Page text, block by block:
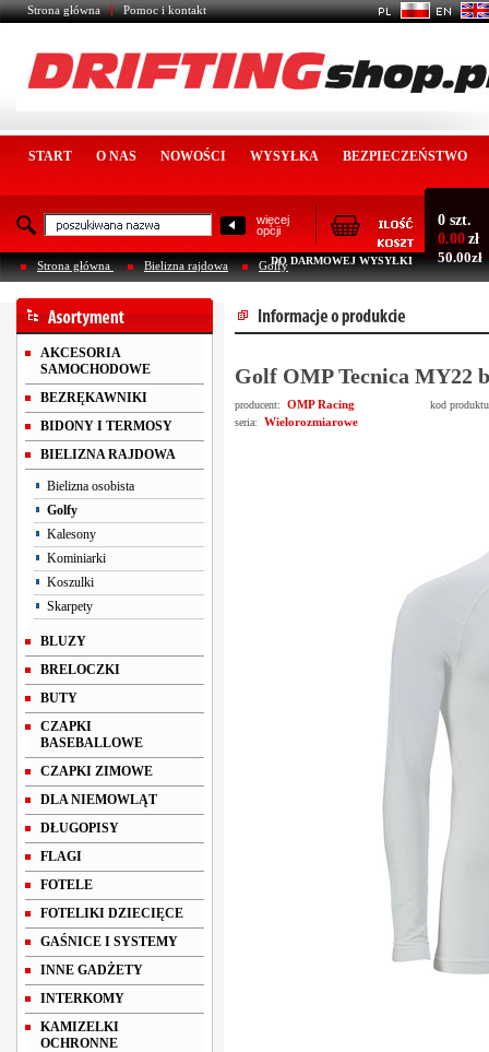
Strona główna Pomoc i kontakt
START O NAS NOWOŚCI WYSYŁKA BEZPIECZEŃSTWO
więcej
opcji
0 szt.
0.00 zł
DO DARMOWEJ WYSYŁKI 50.00zł
Strona główna Bielizna rajdowa Golfy
AKCESORIA
SAMOCHODOWE
BEZRĘKAWNIKI
BIDONY I TERMOSY
BIELIZNA RAJDOWA
Bielizna osobista
Golfy
Kalesony
Kominiarki
Koszulki
Skarpety
BLUZY
BRELOCZKI
BUTY
CZAPKI
BASEBALLOWE
CZAPKI ZIMOWE
DLA NIEMOWLĄT
DŁUGOPISY
FLAGI
FOTELE
FOTELIKI DZIECIĘCE
GAŚNICE I SYSTEMY
INNE GADŻETY
INTERKOMY
KAMIZELKI
OCHRONNE
Golf OMP Tecnica MY22
producent: OMP Racing
kod
seria:
Wielorozmiarowe